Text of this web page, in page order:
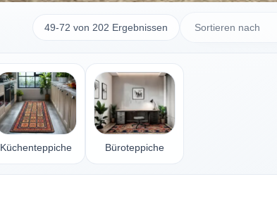
49-72 von 202 Ergebnissen
Küchenteppiche Büroteppiche